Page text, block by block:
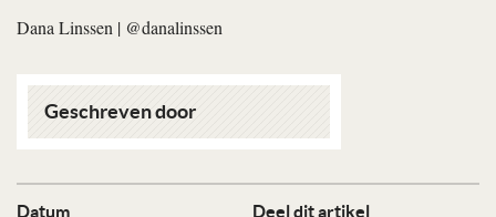
Datum
Deel dit artikel
Dana Linssen | @danalinssen
Geschreven door